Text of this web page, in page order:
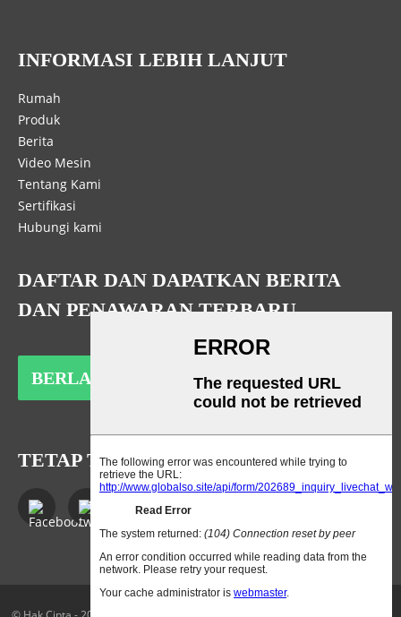
INFORMASI LEBIH LANJUT
Rumah
Produk
Berita
Video Mesin
Tentang Kami
Sertifikasi
Hubungi kami
DAFTAR DAN DAPATKAN BERITA
DAN PENAWARAN TERBARU
BERLANGGANAN
TETAP TERHUBUNG